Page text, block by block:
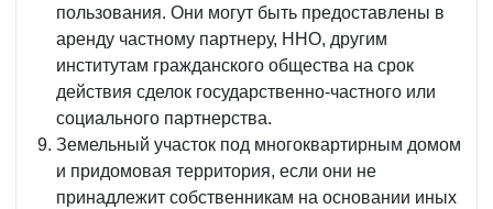
пользования. Они могут быть предоставлены в
аренду частному партнеру, ННО, другим
институтам гражданского общества на срок
действия сделок государственно-частного или
социального партнерства.
Земельный участок под многоквартирным домом
и придомовая территория, если они не
принадлежит собственникам на основании иных